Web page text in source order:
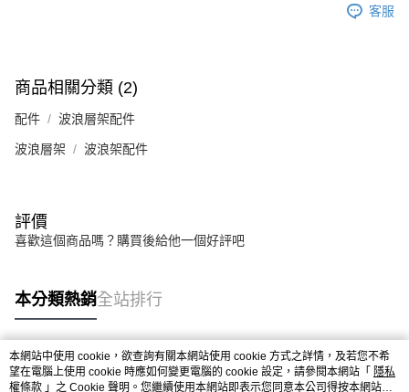
客服
商品相關分類 (2)
配件 波浪層架配件
波浪層架 波浪架配件
評價
喜歡這個商品嗎？購買後給他一個好評吧
本分類熱銷全站排行
熱門標籤
本網站中使用 cookie，欲查詢有關本網站使用 cookie 方式之詳情，及若您不希
望在電腦上使用 cookie 時應如何變更電腦的 cookie 設定，請參閱本網站「 隱私
權條款 」之 Cookie 聲明。您繼續使用本網站即表示您同意本公司得按本網站使